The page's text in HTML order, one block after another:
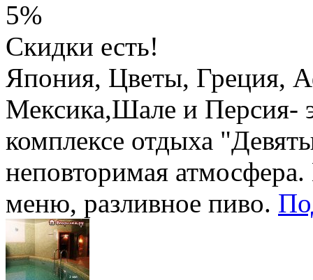
5%
Скидки есть!
Япония, Цветы, Греция,
Мексика,Шале и Персия-
комплексе отдыха
неповторимая
меню, разливное пиво.